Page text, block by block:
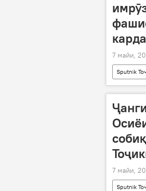
7 майи,
Sputnik
7 майи,
Sputnik